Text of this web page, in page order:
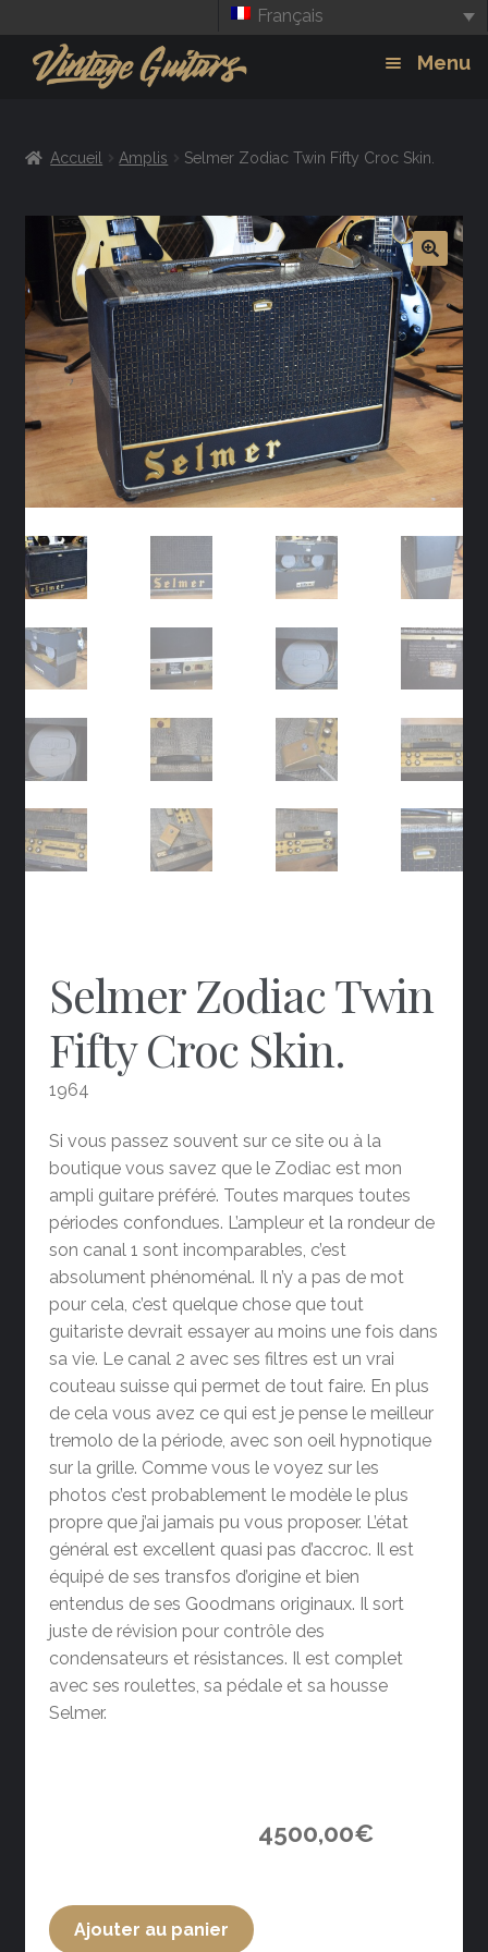
Français
Menu
Amplis
Effets
Accueil Amplis Selmer Zodiac Twin Fifty Croc Skin.
Selmer Zodiac Twin
Fifty Croc Skin.
1964
Si vous passez souvent sur ce site ou à la
boutique vous savez que le Zodiac est mon
ampli guitare préféré. Toutes marques toutes
périodes confondues. L’ampleur et la rondeur de
son canal 1 sont incomparables, c’est
absolument phénoménal. Il n’y a pas de mot
pour cela, c’est quelque chose que tout
guitariste devrait essayer au moins une fois dans
sa vie. Le canal 2 avec ses filtres est un vrai
couteau suisse qui permet de tout faire. En plus
de cela vous avez ce qui est je pense le meilleur
tremolo de la période, avec son oeil hypnotique
sur la grille. Comme vous le voyez sur les
photos c’est probablement le modèle le plus
propre que j’ai jamais pu vous proposer. L’état
général est excellent quasi pas d’accroc. Il est
équipé de ses transfos d’origine et bien
entendus de ses Goodmans originaux. Il sort
juste de révision pour contrôle des
condensateurs et résistances. Il est complet
avec ses roulettes, sa pédale et sa housse
Selmer.
4500,00€
Ajouter au panier